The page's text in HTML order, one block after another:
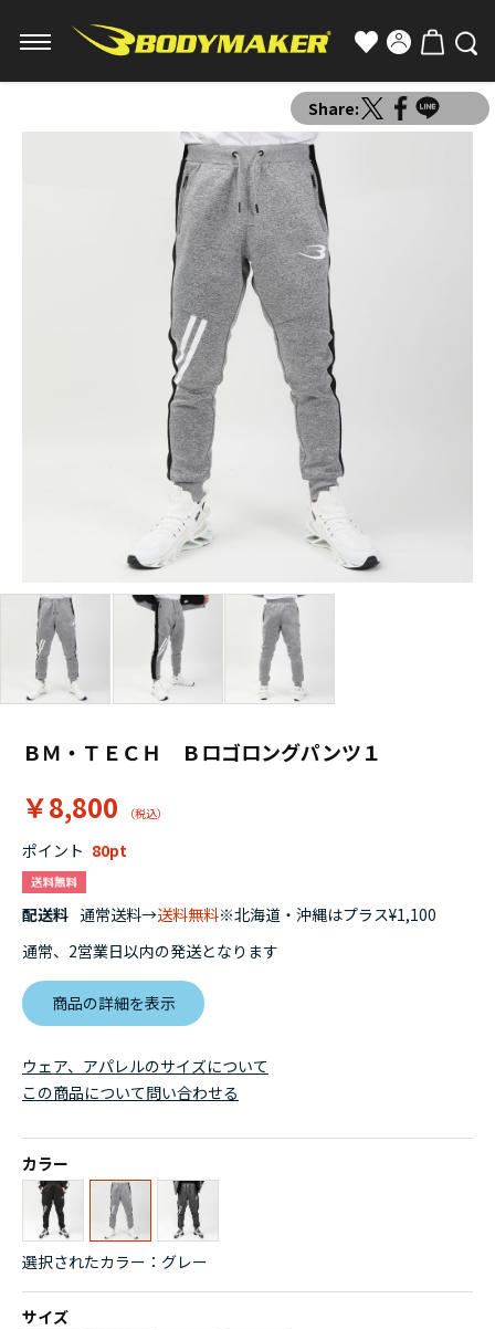
Share:
ＢＭ・ＴＥＣＨ Ｂロゴロングパンツ１
￥8,800
ポイント 80
配送料 通常送料→送料無料※北海道・沖縄はプラス¥1,100
通常、2営業日以内の発送となります
商品の詳細を表示
ウェア、アパレルのサイズについて
カラー
選択されたカラー：グレー
サイズ
この商品について問い合わせる